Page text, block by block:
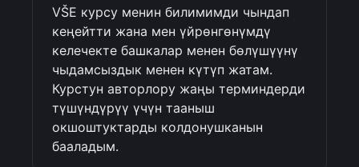
VŠE курсу менин билимимди чындап
кеңейтти жана мен үйрөнгөнүмдү
келечекте башкалар менен бөлүшүүнү
чыдамсыздык менен күтүп жатам.
Курстун авторлору жаңы терминдерди
түшүндүрүү үчүн тааныш
окшоштуктарды колдонушканын
бааладым.